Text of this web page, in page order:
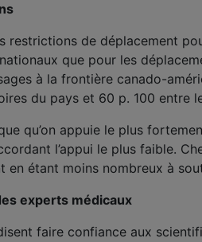
restrictions de déplacement
que pour les
à la frontière canado-
du pays et 60 p. 100 entre
qu’on appuie le plus
l’appui le plus faible.
en étant moins nombreux à
experts médicaux
faire confiance aux